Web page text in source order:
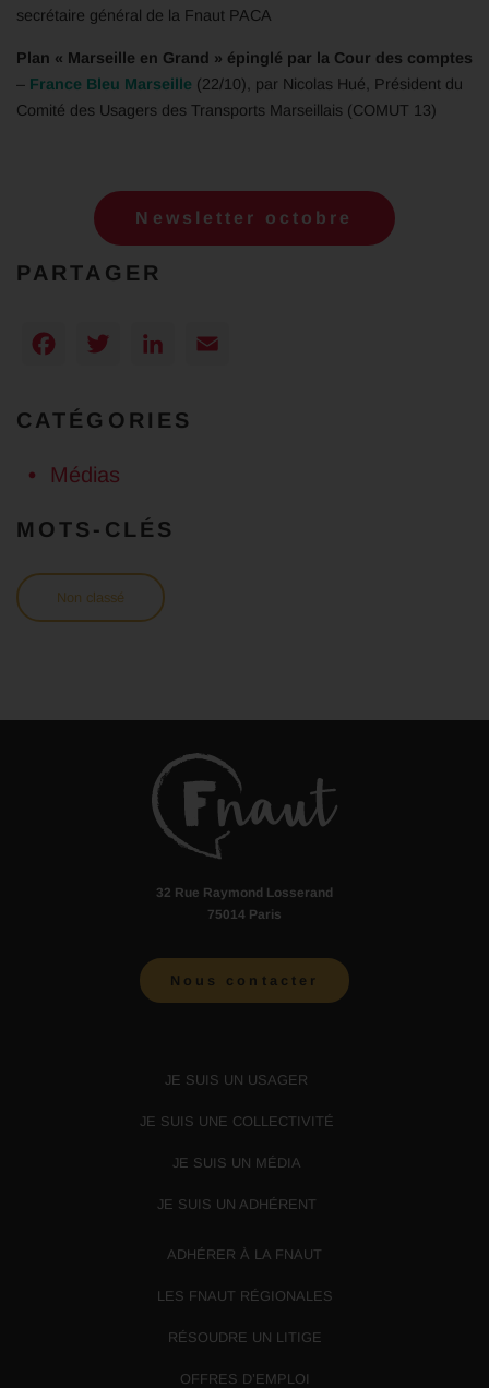
secrétaire général de la Fnaut PACA
Plan « Marseille en Grand » épinglé par la Cour des comptes
– France Bleu Marseille (22/10), par Nicolas Hué, Président du
Comité des Usagers des Transports Marseillais (COMUT 13)
Newsletter octobre
PARTAGER
Facebook
TwitterLinkedIn
CATÉGORIES
Médias
MOTS-CLÉS
Non classé
32 Rue Raymond Losserand
75014 Paris
Nous contacter
JE SUIS UN USAGER
JE SUIS UNE COLLECTIVITÉ
JE SUIS UN MÉDIA
JE SUIS UN ADHÉRENT
ADHÉRER À LA FNAUT
LES FNAUT RÉGIONALES
RÉSOUDRE UN LITIGE
OFFRES D’EMPLOI